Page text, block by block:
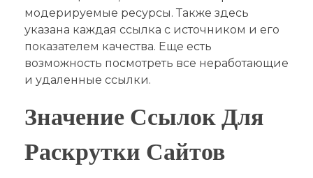
модерируемые ресурсы. Также здесь
указана каждая ссылка с источником и его
показателем качества. Еще есть
возможность посмотреть все неработающие
и удаленные ссылки.
Значение Ссылок Для
Раскрутки Сайтов